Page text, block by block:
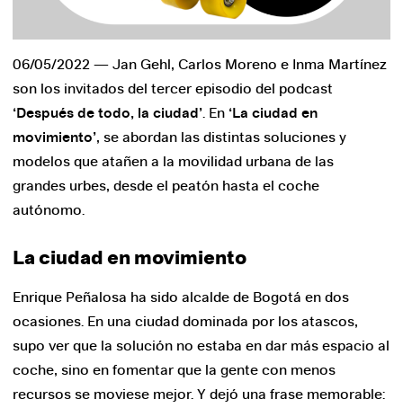
Ultzama ‘Humanizar la ciudad’
Ultzama
Los Encuentros
El Campus
Noticias
Blog
06/05/2022 — Jan Gehl, Carlos Moreno e Inma Martínez
son los invitados del tercer episodio del podcast
‘Después de todo, la ciudad’. En ‘La ciudad en
movimiento’, se abordan las distintas soluciones y
modelos que atañen a la movilidad urbana de las
grandes urbes, desde el peatón hasta el coche
autónomo.
La ciudad en movimiento
Enrique Peñalosa ha sido alcalde de Bogotá en dos
ocasiones. En una ciudad dominada por los atascos,
supo ver que la solución no estaba en dar más espacio al
coche, sino en fomentar que la gente con menos
recursos se moviese mejor. Y dejó una frase memorable: